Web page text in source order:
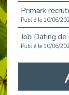
Publié le 10/06/
Publié le 10/06/
Publié le 09/06/